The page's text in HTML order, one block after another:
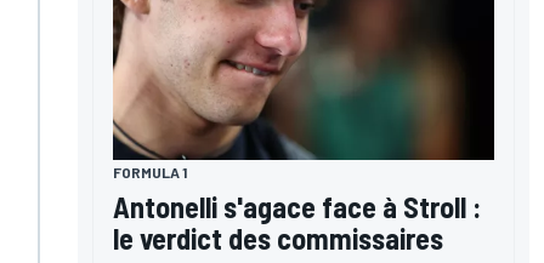
FORMULA 1
Antonelli s'agace face à Stroll :
le verdict des commissaires